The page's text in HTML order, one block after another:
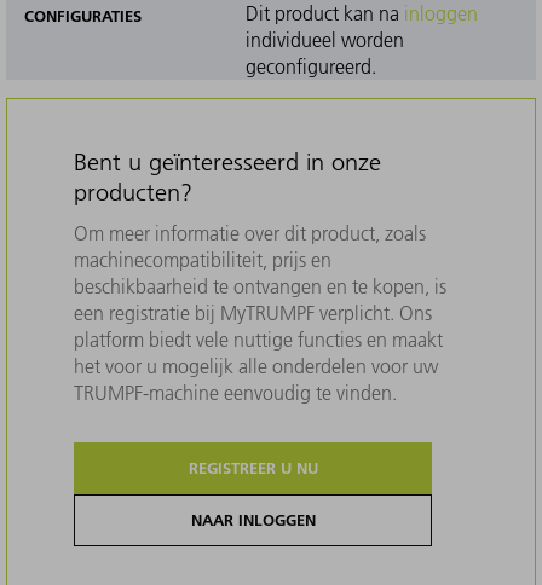
CONFIGURATIES Dit product kan na inloggen
individueel worden
geconfigureerd.
Bent u geïnteresseerd in onze
producten?
Om meer informatie over dit product, zoals
machinecompatibiliteit, prijs en
beschikbaarheid te ontvangen en te kopen, is
een registratie bij MyTRUMPF verplicht. Ons
platform biedt vele nuttige functies en maakt
het voor u mogelijk alle onderdelen voor uw
TRUMPF-machine eenvoudig te vinden.
REGISTREER U NU
NAAR INLOGGEN